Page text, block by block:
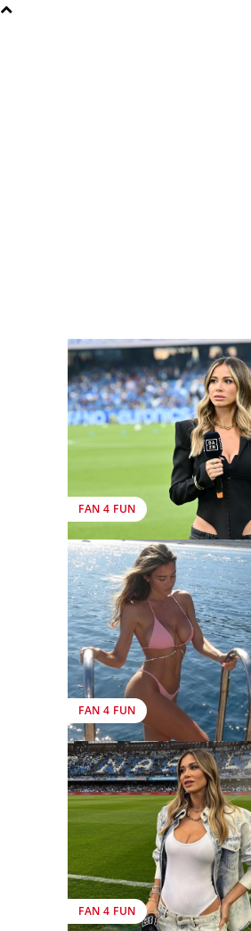
FAN 4 FUN
FAN 4 FUN
FAN 4 FUN